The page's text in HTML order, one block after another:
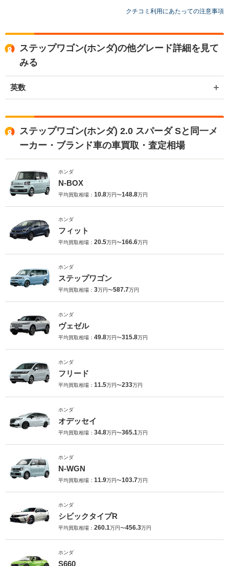
クチコミ利用にあたっての注意事項
ステップワゴン(ホンダ)の他グレード詳細を見て
みる
英数
ステップワゴン(ホンダ) 2.0 スパーダ Sと同一メ
ーカー・ブランド車の車買取・査定相場
ホンダ
N-BOX
平均買取相場： 10.8万円〜148.8万円
ホンダ
フィット
平均買取相場： 20.5万円〜166.6万円
ホンダ
ステップワゴン
平均買取相場： 3万円〜587.7万円
ホンダ
ヴェゼル
平均買取相場： 49.8万円〜315.8万円
ホンダ
フリード
平均買取相場： 11.5万円〜233万円
ホンダ
オデッセイ
平均買取相場： 34.8万円〜365.1万円
ホンダ
N-WGN
平均買取相場： 11.9万円〜103.7万円
ホンダ
シビックタイプR
平均買取相場： 260.1万円〜456.3万円
ホンダ
S660